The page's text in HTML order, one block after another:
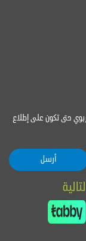
حتى تكون على إطلاع
أرسل